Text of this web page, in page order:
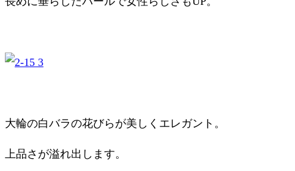
大輪の白バラの花びらが美しくエレガント。
上品さが溢れ出します。